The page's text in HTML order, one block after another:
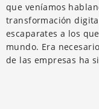
que veníamos
transformación
escaparates a los
mundo. Era
de las empresas ha